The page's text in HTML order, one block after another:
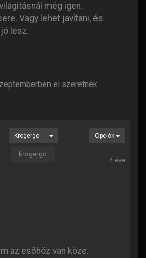
még igen.
Vagy lehet javítani, és
lesz.
el szeretnék
Krogergo
krogergo
Opciók
4 éve
az esőhöz van köze.